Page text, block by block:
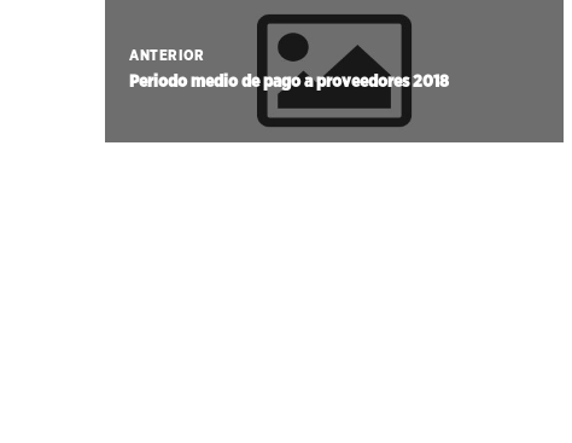
ANTERIOR
Periodo medio de pago a proveedores 2018